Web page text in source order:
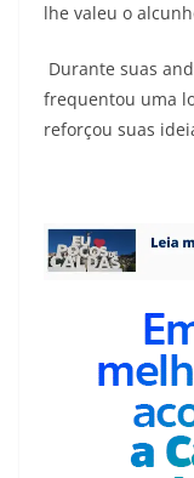
lhe valeu o
Durante suas
frequentou uma
reforçou suas